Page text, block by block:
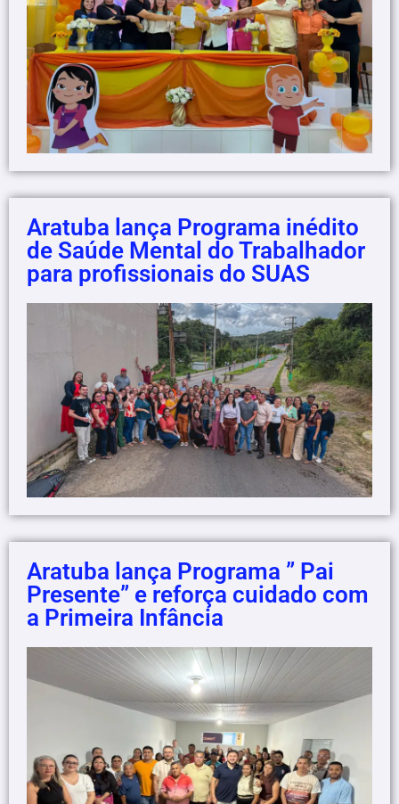
Aratuba lança Programa inédito
de Saúde Mental do Trabalhador
para profissionais do SUAS
Aratuba lança Programa ” Pai
Presente” e reforça cuidado com
a Primeira Infância